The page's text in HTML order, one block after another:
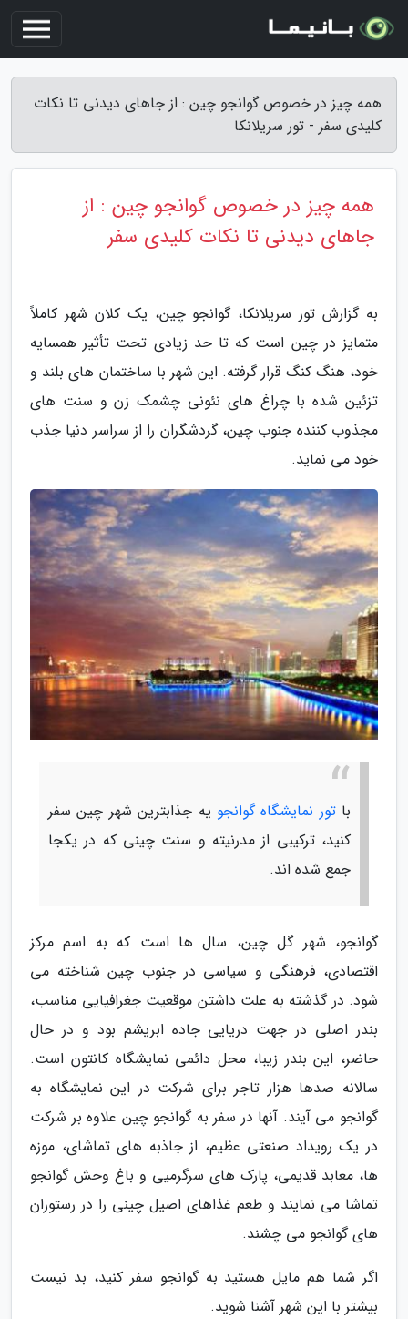
همه چیز در خصوص گوانجو چین : از جاهای دیدنی تا نکات
کلیدی سفر - تور سریلانکا
همه چیز در خصوص گوانجو چین : از
جاهای دیدنی تا نکات کلیدی سفر
به گزارش تور سریلانکا، گوانجو چین، یک کلان شهر کاملاً
متمایز در چین است که تا حد زیادی تحت تأثیر همسایه
خود، هنگ کنگ قرار گرفته. این شهر با ساختمان های بلند و
تزئین شده با چراغ های نئونی چشمک زن و سنت های
مجذوب کننده جنوب چین، گردشگران را از سراسر دنیا جذب
خود می نماید.
باتور نمایشگاه گوانجو یه جذابترین شهر چین سفر
کنید، ترکیبی از مدرنیته و سنت چینی که در یکجا
جمع شده اند.
گوانجو، شهر گل چین، سال ها است که به اسم مرکز
اقتصادی، فرهنگی و سیاسی در جنوب چین شناخته می
شود. در گذشته به علت داشتن موقعیت جغرافیایی مناسب،
بندر اصلی در جهت دریایی جاده ابریشم بود و در حال
حاضر، این بندر زیبا، محل دائمی نمایشگاه کانتون است.
سالانه صدها هزار تاجر برای شرکت در این نمایشگاه به
گوانجو می آیند. آنها در سفر به گوانجو چین علاوه بر شرکت
در یک رویداد صنعتی عظیم، از جاذبه های تماشای، موزه
ها، معابد قدیمی، پارک های سرگرمیی و باغ وحش گوانجو
تماشا می نمایند و طعم غذاهای اصیل چینی را در رستوران
های گوانجو می چشند.
اگر شما هم مایل هستید به گوانجو سفر کنید، بد نیست
بیشتر با این شهر آشنا شوید.